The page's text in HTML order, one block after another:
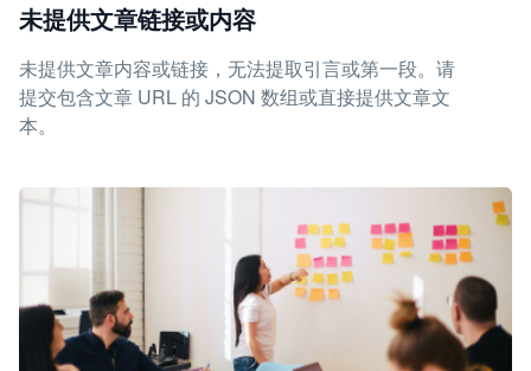
未提供文章链接或内容
未提供文章内容或链接，无法提取引言或第一段。请
提交包含文章 URL 的 JSON 数组或直接提供文章文
本。